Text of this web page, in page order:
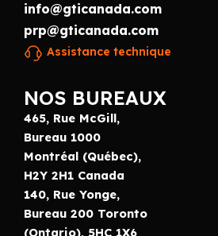
info@gticanada.com
prp@gticanada.com
Assistance technique
NOS BUREAUX
465, Rue McGill,
Bureau 1000
Montréal (Québec),
H2Y 2H1 Canada
140, Rue Yonge,
Bureau 200 Toronto
(Ontario), 5HC 1X6